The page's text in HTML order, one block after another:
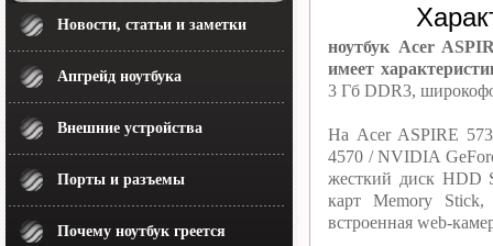
Новости, статьи и заметки
Апгрейд ноутбука
Внешние устройства
Порты и разъемы
Почему ноутбук греется
ноутбук Acer
имеет
3 Гб DDR3,
На Acer ASPIRE
4570 / NVIDIA
жесткий диск HDD
карт Memory
встроенная web-